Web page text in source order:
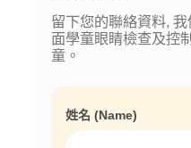
留下您的聯絡資料,
面學童眼睛檢查及控
童。
姓名 (Name)